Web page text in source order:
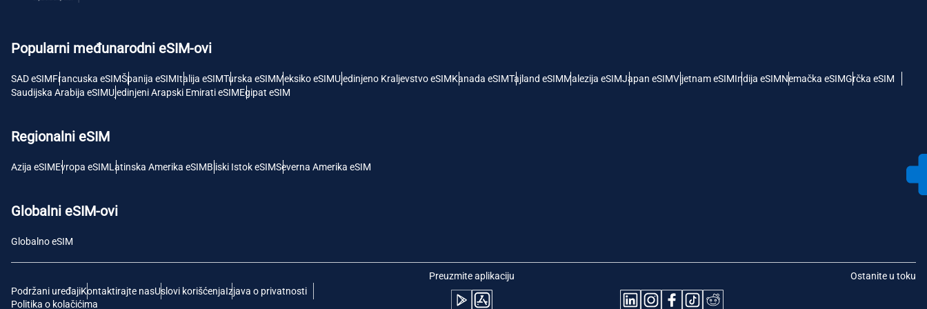
Popularni međunarodni eSIM-ovi
SAD eSIMFrancuska eSIMŠpanija eSIMItalija eSIMTurska eSIMMeksiko eSIMUjedinjeno Kraljevstvo eSIMKanada eSIMTajland eSIMMalezija eSIMJapan eSIMVijetnam eSIMIndija eSIMNemačka eSIMGrčka eSIM
Saudijska Arabija eSIMUjedinjeni Arapski Emirati eSIMEgipat eSIM
Regionalni eSIM
Azija eSIMEvropa eSIMLatinska Amerika eSIMBliski Istok eSIMSeverna Amerika eSIM
Globalni eSIM-ovi
Globalno eSIM
Podržani uređajiKontaktirajte nasUslovi korišćenjaIzjava o privatnosti
Politika o kolačićima
Preuzmite aplikaciju Ostanite u toku
Polski Português
THB - Tajlandski Bat